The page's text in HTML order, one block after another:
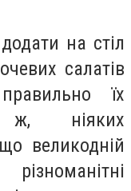
на стіл
салатів
їх
ж, ніяких
великодній